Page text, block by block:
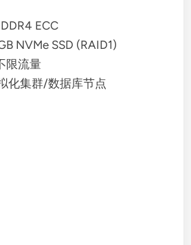
ECC
NVMe SSD (RAID1)
限流量
化集群/数据库节点